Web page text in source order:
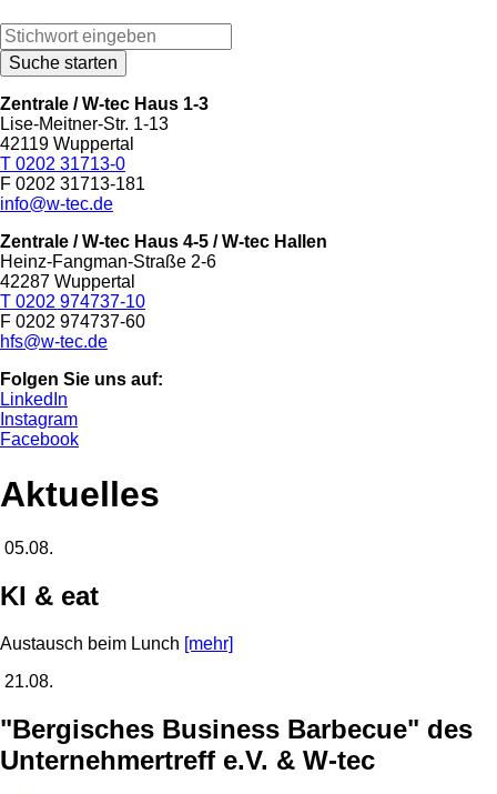
Zentrale / W-tec Haus 1-3
Lise-Meitner-Str. 1-13
42119 Wuppertal
T 0202 31713-0
F 0202 31713-181
info@w-tec.de
Zentrale / W-tec Haus 4-5 / W-tec Hallen
Heinz-Fangman-Straße 2-6
42287 Wuppertal
T 0202 974737-10
F 0202 974737-60
hfs@w-tec.de
Folgen Sie uns auf:
LinkedIn
Instagram
Facebook
Aktuelles
05.08.
KI & eat
Austausch beim Lunch [mehr]
21.08.
"Bergisches Business Barbecue" des
Unternehmertreff e.V. & W-tec